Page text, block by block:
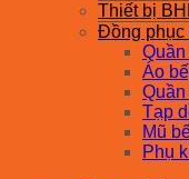
Thiết bị
Đồng phục
Áo
Tạp
Mũ
Phụ